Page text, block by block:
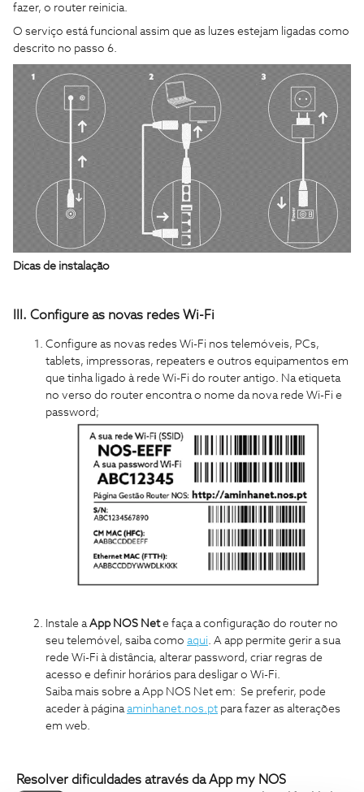
fazer, o router reinicia.
O serviço está funcional assim que as luzes estejam ligadas como
descrito no passo 6.
Dicas de instalação
III. Configure as novas redes Wi-Fi
Configure as novas redes Wi-Fi nos telemóveis, PCs,
tablets, impressoras, repeaters e outros equipamentos em
que tinha ligado à rede Wi-Fi do router antigo. Na etiqueta
no verso do router encontra o nome da nova rede Wi-Fi e
password;
Instale a App NOS Nete faça a configuração do router no
seu telemóvel, saiba como aqui . A app permite gerir a sua
rede Wi-Fi à distância, alterar password, criar regras de
acesso e definir horários para desligar o Wi-Fi.
Saiba mais sobre a App NOS Net em: Se preferir, pode
aceder à página aminhanet.nos.pt para fazer as alterações
em web.
Resolver dificuldades através da App my NOS